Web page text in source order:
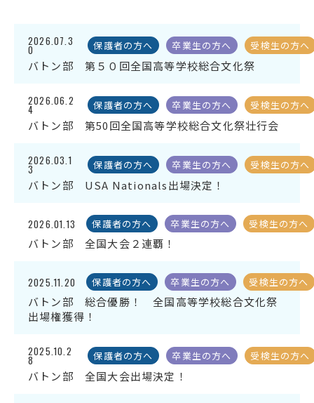
受検生の方へ
年間スケジュール
学校パンフレット
教科ガイド
校長室より
保健室より
図書室より
事務室より
在校生の皆さんへ
保護者の方へ
本校のPTA活動
地域の皆様へ
同窓会
アクセス
English
プライバシーポリシー
2026.07.3
0 保護者の方へ 卒業生の方へ 受検生の方へ
バトン部 第５０回全国高等学校総合文化祭
2026.06.2
4 保護者の方へ 卒業生の方へ 受検生の方へ
バトン部 第50回全国高等学校総合文化祭壮行会
2026.03.1
3 保護者の方へ 卒業生の方へ 受検生の方へ
バトン部 USA Nationals出場決定！
2026.01.13 保護者の方へ 卒業生の方へ 受検生の方へ
バトン部 全国大会２連覇！
2025.11.20 保護者の方へ 卒業生の方へ 受検生の方へ
バトン部 総合優勝！ 全国高等学校総合文化祭
出場権獲得！
2025.10.2
8 保護者の方へ 卒業生の方へ 受検生の方へ
バトン部 全国大会出場決定！